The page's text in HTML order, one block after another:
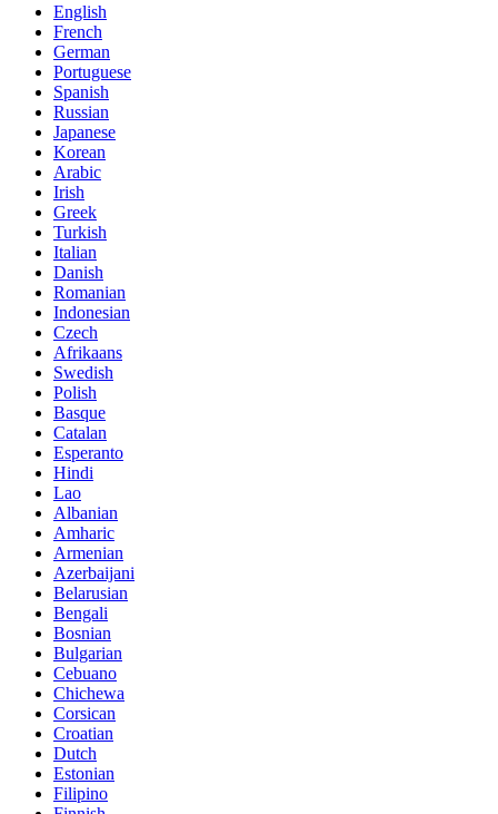
English
French
German
Portuguese
Spanish
Russian
Japanese
Korean
Arabic
Irish
Greek
Turkish
Italian
Danish
Romanian
Indonesian
Czech
Afrikaans
Swedish
Polish
Basque
Catalan
Esperanto
Hindi
Lao
Albanian
Amharic
Armenian
Azerbaijani
Belarusian
Bengali
Bosnian
Bulgarian
Cebuano
Chichewa
Corsican
Croatian
Dutch
Estonian
Filipino